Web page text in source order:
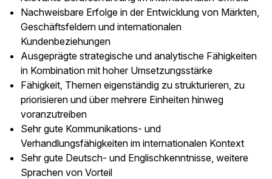
Nachweisbare Erfolge in der Entwicklung von Märkten,
Geschäftsfeldern und internationalen
Kundenbeziehungen
Ausgeprägte strategische und analytische Fähigkeiten
in Kombination mit hoher Umsetzungsstärke
Fähigkeit, Themen eigenständig zu strukturieren, zu
priorisieren und über mehrere Einheiten hinweg
voranzutreiben
Sehr gute Kommunikations- und
Verhandlungsfähigkeiten im internationalen Kontext
Sehr gute Deutsch- und Englischkenntnisse, weitere
Sprachen von Vorteil